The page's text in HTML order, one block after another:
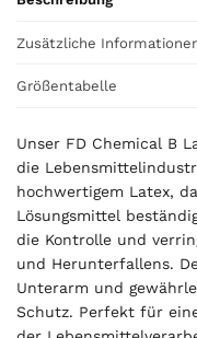
s
,
0
€
Zusätzliche
Größentabelle
Unser FD Chemical B
die
hochwertigem Latex,
Lösungsmittel
die Kontrolle und
und Herunterfallens.
Unterarm und
Schutz. Perfekt für